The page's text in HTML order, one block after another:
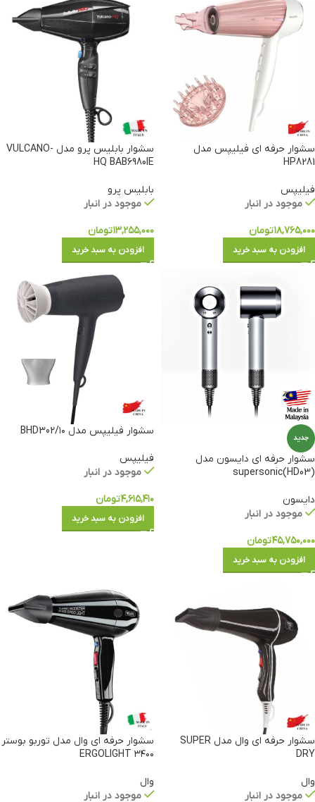
سشوار حرفه ای فیلیپس مدل
HP8281
فیلیپس
موجود در انبار
۱۸,۷۶۵,۰۰۰تومان
افزودن به سبد خرید
سشوار بابلیس پرو مدل VULCANO-
HQ BAB6980IE
بابلیس پرو
موجود در انبار
۱۳,۲۵۵,۰۰۰تومان
افزودن به سبد خرید
جدید
سشوار حرفه ای دایسون مدل
supersonic(HD03)
دایسون
موجود در انبار
۴۵,۷۵۰,۰۰۰تومان
افزودن به سبد خرید
سشوار فیلیپس مدل ۱۰/BHD302
فیلیپس
موجود در انبار
۴,۶۱۵,۴۱۰تومان
افزودن به سبد خرید
سشوار حرفه ای وال مدل SUPER
DRY
وال
موجود در انبار
سشوار حرفه ای وال مدل توربو بوستر
۳۴۰۰ ERGOLIGHT
وال
موجود در انبار